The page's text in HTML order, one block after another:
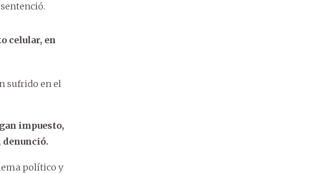
celular, en
sufrido en el
impuesto,
denunció.
político y